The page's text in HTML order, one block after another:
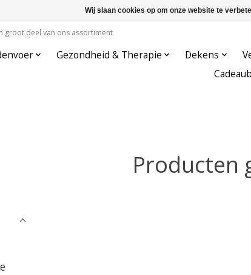
groot deel van ons assortiment
Gezondheid & Therapie Dekens
Producten
Wij slaan cookies op om onze website te